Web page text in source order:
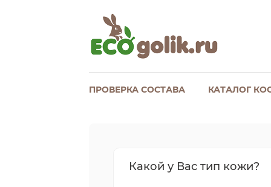
ПРОВЕРКА СОСТАВА КАТАЛОГ
Какой у Вас тип кожи?